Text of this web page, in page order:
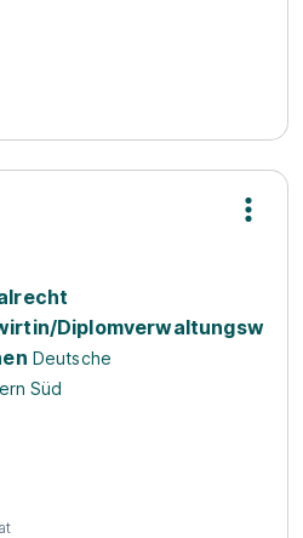
Diplomverwaltungsw
Deutsche
Süd